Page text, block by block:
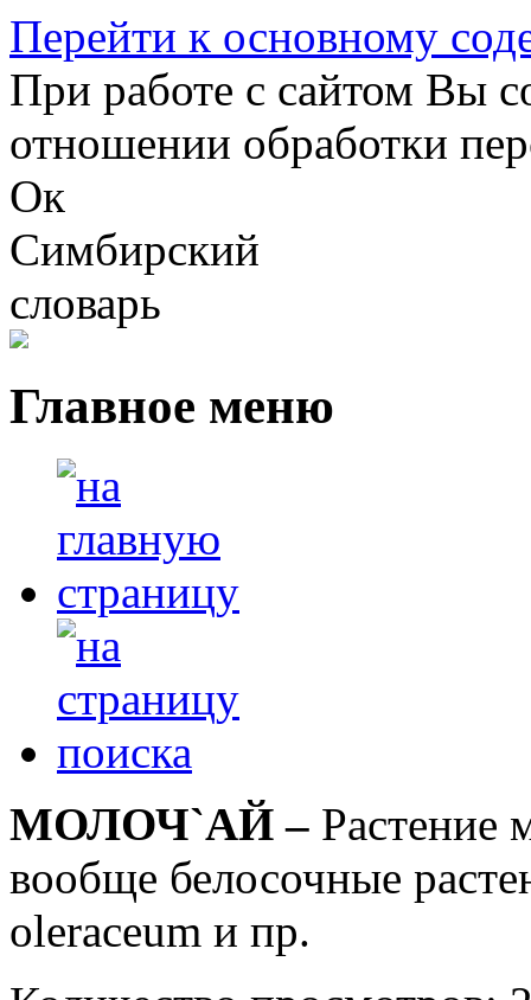
Перейти к основному
При работе с сайтом Вы
отношении обработки
Ок
Симбирский
словарь
Главное меню
МОЛОЧ`АЙ – Растение
вообще белосочные
oleraceum и пр.